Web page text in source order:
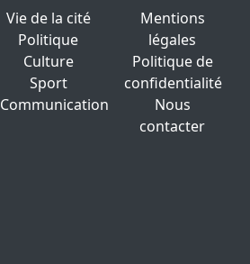
Vie de la cité
Politique
Culture
Sport
Communication
Mentions
légales
Politique de
confidentialité
Nous
contacter